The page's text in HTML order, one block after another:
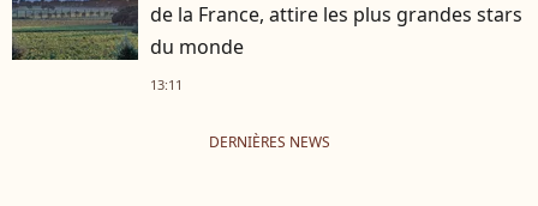
de la France, attire les plus grandes stars
du monde
13:11
DERNIÈRES NEWS